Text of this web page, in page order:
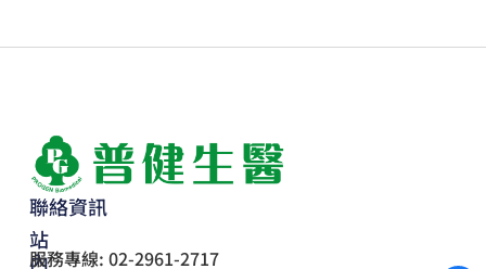
站
內
聯絡資訊
服務專線: 02-2961-2717